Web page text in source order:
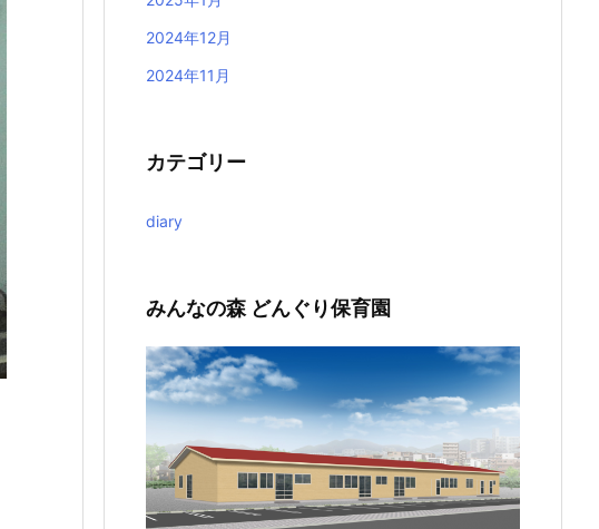
2024年12月
2024年11月
カテゴリー
diary
みんなの森 どんぐり保育園